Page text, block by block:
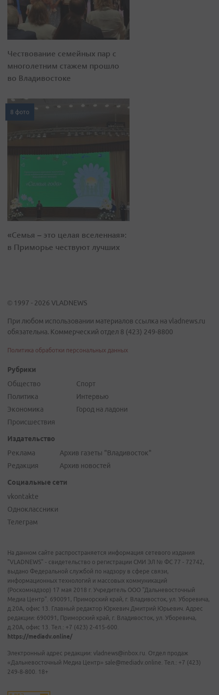
Чествование семейных пар с
многолетним стажем прошло
во Владивостоке
8 фото
«Семья – это целая вселенная»:
в Приморье чествуют лучших
© 1997 - 2026 VLADNEWS
При любом использовании материалов ссылка на vladnews.ru
обязательна. Коммерческий отдел 8 (423) 249-8800
Политика обработки персональных данных
Рубрики
Общество
Политика
Экономика
Происшествия
Спорт
Интервью
Город на ладони
Издательство
Реклама
Редакция
Архив газеты "Владивосток"
Архив новостей
Социальные сети
vkontakte
Одноклассники
Телеграм
На данном сайте распространяется информация сетевого издания
"VLADNEWS" - свидетельство о регистрации СМИ ЭЛ № ФС 77 - 72742,
выдано Федеральной службой по надзору в сфере связи,
информационных технологий и массовых коммуникаций
(Роскомнадзор) 17 мая 2018 г. Учредитель ООО "Дальневосточный
Медиа Центр". 690091, Приморский край, г. Владивосток, ул. Уборевича,
д.20А, офис 13. Главный редактор Юркевич Дмитрий Юрьевич. Адрес
редакции: 690091, Приморский край, г. Владивосток, ул. Уборевича,
д.20А, офис 13. Тел.: +7 (423) 2-415-600.
https://mediadv.online/
Электронный адрес редакции: vladnews@inbox.ru. Отдел продаж
«Дальневосточный Медиа Центр» sale@mediadv.online. Тел.: +7 (423)
249-8-800. 18+